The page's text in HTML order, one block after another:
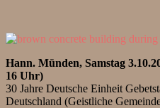
Hann. Münden, Samstag
16 Uhr)
30 Jahre Deutsche Einheit
Deutschland (Geistliche